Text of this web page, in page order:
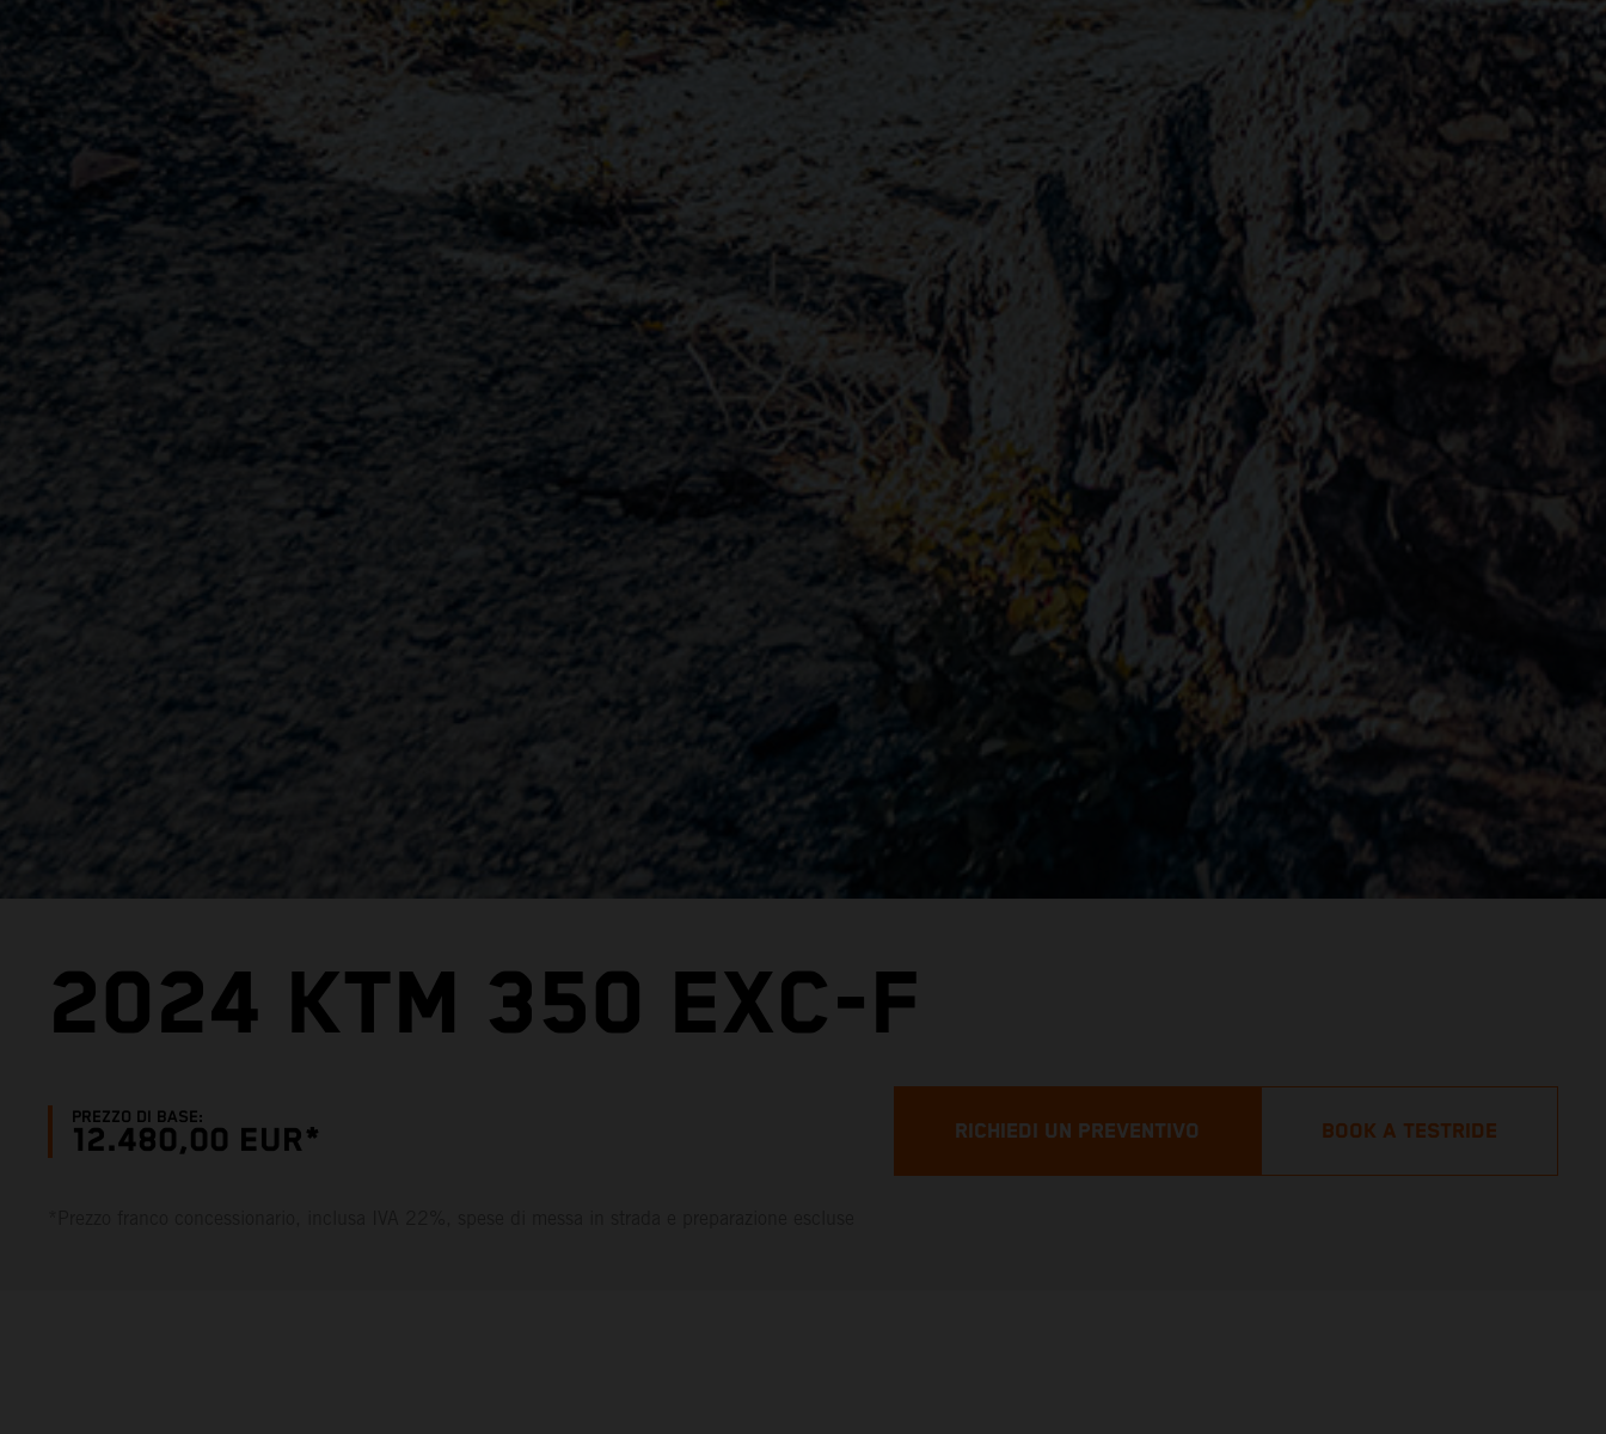
2024 KTM 350 EXC-F
PREZZO DI BASE:
12.480,00 EUR* RICHIEDI UN PREVENTIVO BOOK A TESTRIDE